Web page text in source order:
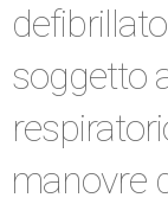
soggetto
manovre